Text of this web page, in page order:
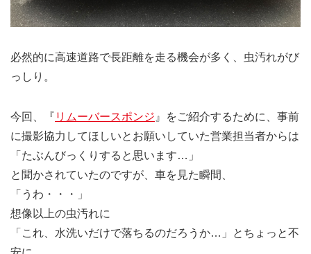
必然的に高速道路で長距離を走る機会が多く、虫汚れがび
っしり。
今回、『 リムーバースポンジ 』をご紹介するために、事前
に撮影協力してほしいとお願いしていた営業担当者からは
「たぶんびっくりすると思います…」
と聞かされていたのですが、車を見た瞬間、
「うわ・・・」
想像以上の虫汚れに
「これ、水洗いだけで落ちるのだろうか…」とちょっと不